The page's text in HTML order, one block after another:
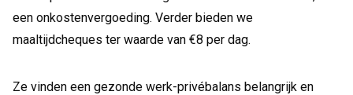
een onkostenvergoeding. Verder bieden we
maaltijdcheques ter waarde van €8 per dag.
Ze vinden een gezonde werk-privébalans belangrijk en